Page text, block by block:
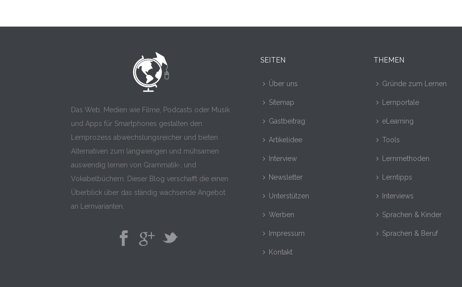
Das Web, Medien wie Filme, Podcasts oder Musik
und Apps für Smartphones gestalten den
Lernprozess abwechslungsreicher und bieten
Alternativen zum langwierigen und mühsamen
auswendig lernen von Grammatik-, und
Vokabelbüchern. Dieser Blog verschafft die einen
Überblick über das ständig wachsende Angebot
an Lernvarianten.
SEITEN
Über uns
Sitemap
Gastbeitrag
Artikelidee
Interview
Newsletter
Unterstützen
Werben
Impressum
Kontakt
THEMEN
Gründe zum Lernen
Lernportale
eLearning
Tools
Lernmethoden
Lerntipps
Interviews
Sprachen & Kinder
Sprachen & Beruf